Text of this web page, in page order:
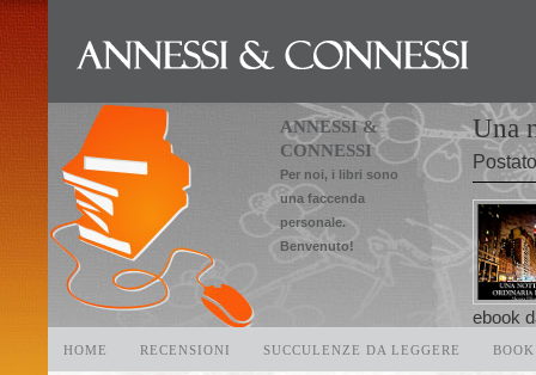
ANNESSI &
CONNESSI
Per noi, i libri sono
una faccenda
personale.
Benvenuto!
Una
ebook
HOME RECENSIONI SUCCULENZE DA LEGGERE